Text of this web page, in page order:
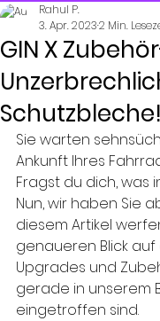
GIN X
Schutzbleche!
Rahul P.
3. Apr. 20232 Min.
Sie warten
Ankunft Ihres
Fragst du dich, was
Nun, wir haben Sie
diesem Artikel
genaueren Blick
Upgrades und
gerade in unserem
eingetroffen sind.